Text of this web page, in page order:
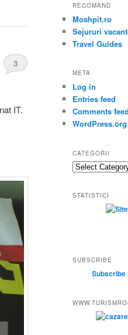
3
IT.
RECOMAND
Moshpit.ro
Sejururi
Travel Guides
META
Log in
Entries feed
Comments feed
WordPress.org
CATEGORII
Categorii
STATISTICI
SUBSCRIBE
Subscribe